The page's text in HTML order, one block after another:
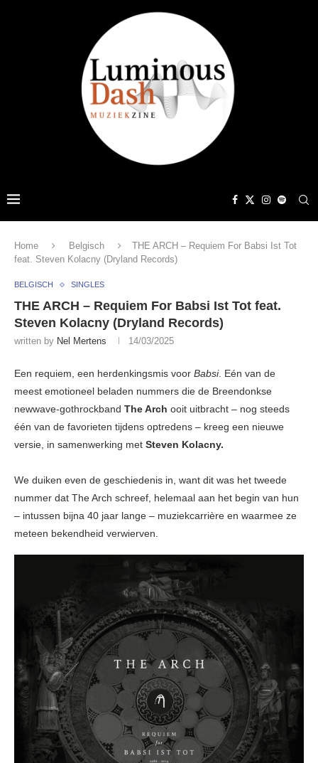
Home Belgisch
THE ARCH – Requiem For Babsi Ist Tot
feat. Steven Kolacny (Dryland Records)
BELGISCH SINGLES
THE ARCH – Requiem For Babsi Ist Tot feat.
Steven Kolacny (Dryland Records)
written by Nel Mertens 14/03/2025
Een requiem, een herdenkingsmis voor Babsi. Eén van de
meest emotioneel beladen nummers die de Breendonkse
newwave-gothrockband The Arch ooit uitbracht – nog steeds
één van de favorieten tijdens optredens – kreeg een nieuwe
versie, in samenwerking met Steven Kolacny.
We duiken even de geschiedenis in, want dit was het tweede
nummer dat The Arch schreef, helemaal aan het begin van hun
– intussen bijna 40 jaar lange – muziekcarrière en waarmee ze
meteen bekendheid verwierven.